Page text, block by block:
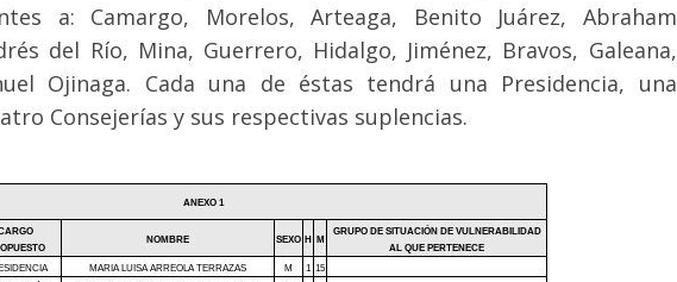
a: Camargo, Morelos, Arteaga, Benito Juárez, Abraham
del Río, Mina, Guerrero, Hidalgo, Jiménez, Bravos, Galeana,
Ojinaga. Cada una de éstas tendrá una Presidencia, una
Consejerías y sus respectivas suplencias.
ANEXO 1
NOMBRE SEXO H M
GRUPO DE SITUACIÓN DE VULNERABILIDAD
AL QUE PERTENECE
MARIA LUISA ARREOLA TERRAZAS M 1
15